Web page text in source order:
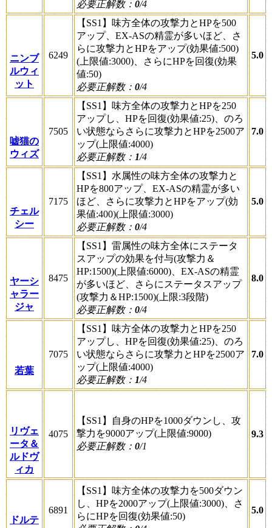
必要正解数： 0/4
ニンブ
ルウィ
ット
6249
【SS1】味方全体の攻撃力とHPを500
アップ、EX-ASの精霊が多いほど、さ
らに攻撃力とHPをアップ(効果値:500)
(上限値:3000)、さらにHPを回復(効果
値:50)
必要正解数： 0/4
5.0
嘘猫の
ウィズ
7505
【SS1】味方全体の攻撃力とHPを250
アップし、HPを回復(効果値:25)、のろ
い状態ならさらに攻撃力とHPを2500ア
ップ(上限値:4000)
必要正解数： 1/4
7.0
チェル
シー
7175
【SS1】水属性の味方全体の攻撃力と
HPを800アップ、EX-ASの精霊が多い
ほど、さらに攻撃力とHPをアップ(効
果値:400)(上限値:3000)
必要正解数： 0/4
5.0
ヤーシ
ャラー
ジャ
8475
【SS1】雷属性の味方全体にステータ
スアップの効果を付与(攻撃力＆
HP:1500)(上限値:6000)、EX-ASの精霊
が多いほど、さらにステータスアップ
(攻撃力＆HP:1500)(上限:3段階)
必要正解数： 0/4
8.0
若葉
7075
【SS1】味方全体の攻撃力とHPを250
アップし、HPを回復(効果値:25)、のろ
い状態ならさらに攻撃力とHPを2500ア
ップ(上限値:4000)
必要正解数： 1/4
7.0
リヴェ
ータ＆
ルドヴ
ィカ
4075
【SS1】自身のHPを1000ダウンし、攻
撃力を9000アップ(上限値:9000)
必要正解数： 0/1
9.3
ドルテ
6891
【SS1】味方全体の攻撃力を500ダウン
し、HPを2000アップ(上限値:3000)、さ
らにHPを回復(効果値:50)
5.0